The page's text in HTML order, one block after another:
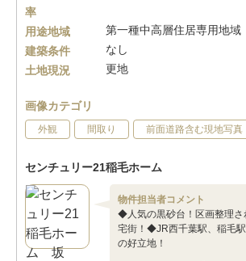
率
用途地域
第一種中高層住居専用地域
建築条件
なし
土地現況
更地
画像カテゴリ
外観 間取り 前面道路含む現地写真
センチュリー21稲毛ホーム
物件担当者コメント
◆人気の黒砂台！区画整理さ
宅街！◆JR西千葉駅、稲毛
の好立地！